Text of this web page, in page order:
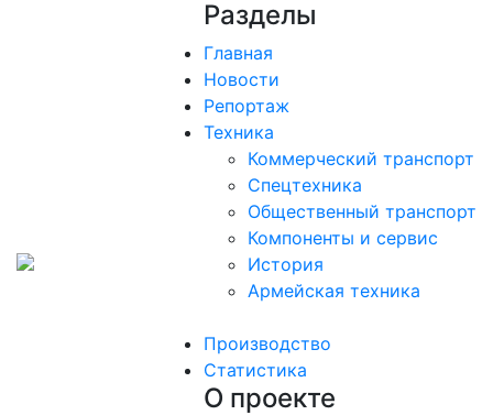
Разделы
Главная
Новости
Репортаж
Техника
Коммерческий транспорт
Спецтехника
Общественный транспорт
Компоненты и сервис
История
Армейская техника
Производство
Статистика
О проекте